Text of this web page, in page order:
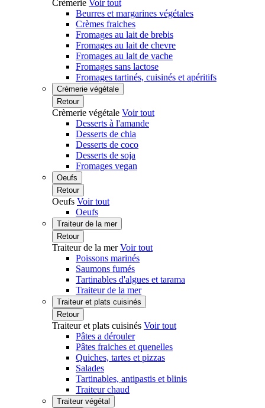
Crèmerie Voir tout
Beurres et margarines végétales
Crèmes fraiches
Fromages au lait de brebis
Fromages au lait de chevre
Fromages au lait de vache
Fromages sans lactose
Fromages tartinés, cuisinés et apéritifs
Crèmerie végétale
Retour
Crèmerie végétale Voir tout
Desserts à l'amande
Desserts de chia
Desserts de coco
Desserts de soja
Fromages vegan
Oeufs
Retour
Oeufs Voir tout
Oeufs
Traiteur de la mer
Retour
Traiteur de la merVoir tout
Poissons marinés
Saumons fumés
Tartinables d'algues et tarama
Traiteur de la mer
Traiteur et plats cuisinés
Retour
Traiteur et plats cuisinés Voir tout
Pâtes a dérouler
Pâtes fraiches et quenelles
Quiches, tartes et pizzas
Salades
Tartinables, antipastis et blinis
Traiteur chaud
Traiteur végétal